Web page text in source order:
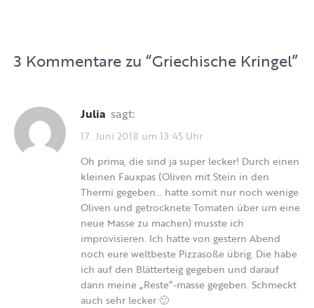
3 Kommentare zu “Griechische Kringel”
Julia sagt:
17. Juni 2018 um 13:45 Uhr
Oh prima, die sind ja super lecker! Durch einen
kleinen Fauxpas (Oliven mit Stein in den
Thermi gegeben… hatte somit nur noch wenige
Oliven und getrocknete Tomaten über um eine
neue Masse zu machen) musste ich
improvisieren. Ich hatte von gestern Abend
noch eure weltbeste Pizzasoße übrig. Die habe
ich auf den Blätterteig gegeben und darauf
dann meine „Reste“-masse gegeben. Schmeckt
auch sehr lecker 🙂